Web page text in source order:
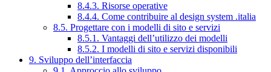
8.4.3. Risorse operative
8.4.4. Come contribuire al design system .italia
8.5. Progettare con i modelli di sito e servizi
8.5.1. Vantaggi dell’utilizzo dei modelli
8.5.2. I modelli di sito e servizi disponibili
9. Sviluppo dell’interfaccia